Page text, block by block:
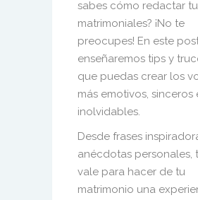
sabes cómo redactar
matrimoniales? ¡No te
preocupes! En este
enseñaremos tips y
que puedas crear los
más emotivos, sinceros
inolvidables.
Desde frases
anécdotas personales,
vale para hacer de tu
matrimonio una